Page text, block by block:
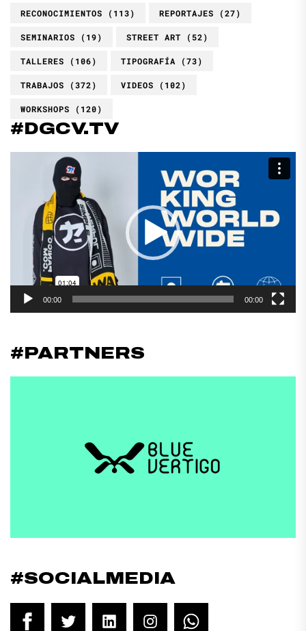
RECONOCIMIENTOS (113) REPORTAJES (27)
SEMINARIOS (19) STREET ART (52)
TALLERES (106) TIPOGRAFÍA (73)
TRABAJOS (372) VIDEOS (102)
WORKSHOPS (120)
#DGCV.TV
Reproductor
00:00 00:00
#PARTNERS
#SOCIALMEDIA
FacebookTwitter LinkedInInstagram